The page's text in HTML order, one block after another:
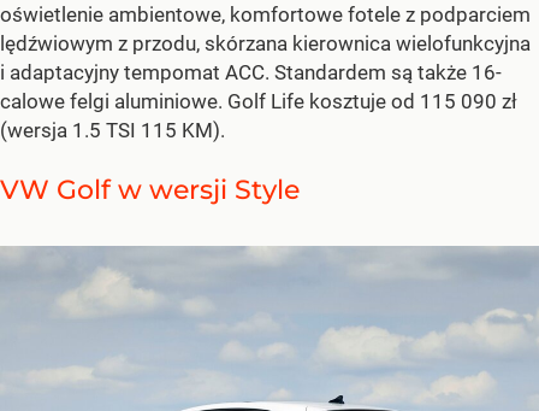
oświetlenie ambientowe, komfortowe fotele z podparciem
lędźwiowym z przodu, skórzana kierownica wielofunkcyjna
i adaptacyjny tempomat ACC. Standardem są także 16-
calowe felgi aluminiowe. Golf Life kosztuje od 115 090 zł
(wersja 1.5 TSI 115 KM).
VW Golf w wersji Style